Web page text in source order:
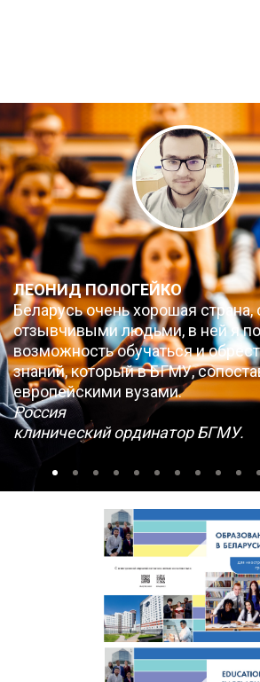
ЛЕОНИД ПОЛОГЕЙКО
Беларусь очень хорошая
отзывчивыми людьми, в ней я
возможность обучаться и
знаний, который в БГМУ,
европейскими вузами.
Россия
клинический ординатор БГМУ.